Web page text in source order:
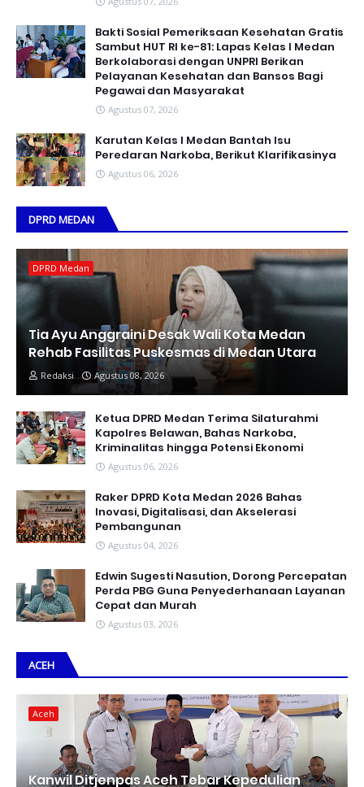
Bakti Sosial Pemeriksaan Kesehatan Gratis
Sambut HUT RI ke-81: Lapas Kelas I Medan
Berkolaborasi dengan UNPRI Berikan
Pelayanan Kesehatan dan Bansos Bagi
Pegawai dan Masyarakat
Agustus 07, 2026
Karutan Kelas I Medan Bantah Isu
Peredaran Narkoba, Berikut Klarifikasinya
Agustus 06, 2026
DPRD MEDAN
DPRD Medan
Tia Ayu Anggraini Desak Wali Kota Medan
Rehab Fasilitas Puskesmas di Medan Utara
Redaksi Agustus 08, 2026
Ketua DPRD Medan Terima Silaturahmi
Kapolres Belawan, Bahas Narkoba,
Kriminalitas hingga Potensi Ekonomi
Agustus 06, 2026
Raker DPRD Kota Medan 2026 Bahas
Inovasi, Digitalisasi, dan Akselerasi
Pembangunan
Agustus 04, 2026
Edwin Sugesti Nasution, Dorong Percepatan
Perda PBG Guna Penyederhanaan Layanan
Cepat dan Murah
Agustus 03, 2026
ACEH
Aceh
Kanwil Ditjenpas Aceh Tebar Kepedulian